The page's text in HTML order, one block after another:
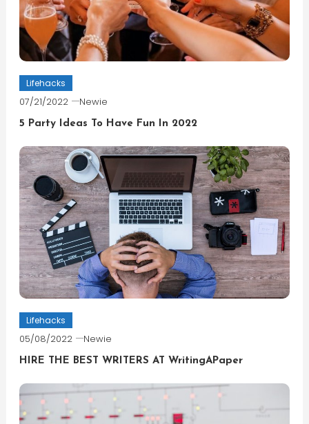
Lifehacks
07/21/2022 Newie
5 Party Ideas To Have Fun In 2022
Lifehacks
05/08/2022 Newie
HIRE THE BEST WRITERS AT WritingAPaper